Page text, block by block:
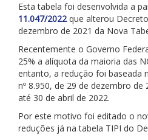
Esta tabela foi desenvolvida a
11.047/2022que alterou
dezembro de 2021 da Nova
Recentemente o Governo
25% a alíquota da maioria das
entanto, a redução foi baseada
nº 8.950, de 29 de dezembro
até 30 de abril de 2022.
Por este motivo foi editado o
reduções já na tabela TIPI do